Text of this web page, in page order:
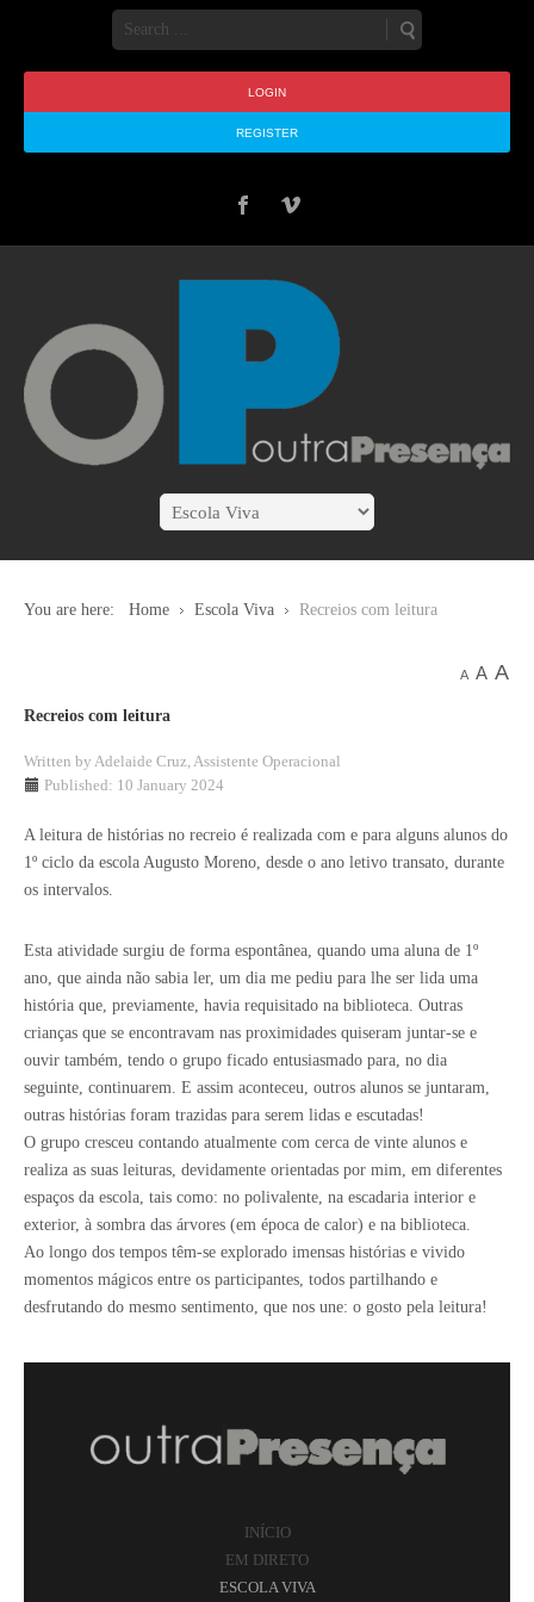
LOGIN
REGISTER
You are here: Home Escola Viva Recreios com leitura
A A A
Recreios com leitura
Written by Adelaide Cruz, Assistente Operacional
Published: 10 January 2024
A leitura de histórias no recreio é realizada com e para alguns alunos do
1º ciclo da escola Augusto Moreno, desde o ano letivo transato, durante
os intervalos.
Esta atividade surgiu de forma espontânea, quando uma aluna de 1º
ano, que ainda não sabia ler, um dia me pediu para lhe ser lida uma
história que, previamente, havia requisitado na biblioteca. Outras
crianças que se encontravam nas proximidades quiseram juntar-se e
ouvir também, tendo o grupo ficado entusiasmado para, no dia
seguinte, continuarem. E assim aconteceu, outros alunos se juntaram,
outras histórias foram trazidas para serem lidas e escutadas!
O grupo cresceu contando atualmente com cerca de vinte alunos e
realiza as suas leituras, devidamente orientadas por mim, em diferentes
espaços da escola, tais como: no polivalente, na escadaria interior e
exterior, à sombra das árvores (em época de calor) e na biblioteca.
Ao longo dos tempos têm-se explorado imensas histórias e vivido
momentos mágicos entre os participantes, todos partilhando e
desfrutando do mesmo sentimento, que nos une: o gosto pela leitura!
INÍCIO
EM DIRETO
ESCOLA VIVA